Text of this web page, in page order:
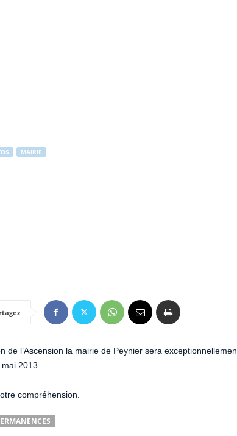
MAIRIE
de l’Ascension la mairie de Peynier sera
2013.
compréhension.